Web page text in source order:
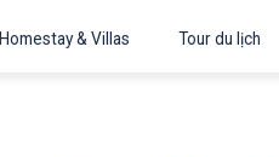
Homestay & Villas Tour du lịch